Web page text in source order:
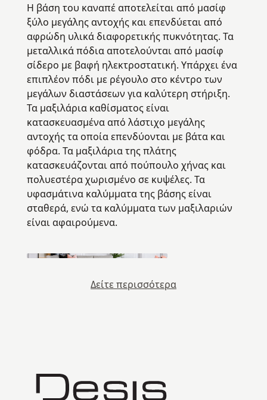
Η βάση του καναπέ αποτελείται από μασίφ
ξύλο μεγάλης αντοχής και επενδύεται από
αφρώδη υλικά διαφορετικής πυκνότητας. Τα
μεταλλικά πόδια αποτελούνται από μασίφ
σίδερο με βαφή ηλεκτροστατική. Υπάρχει ένα
επιπλέον πόδι με ρέγουλο στο κέντρο των
μεγάλων διαστάσεων για καλύτερη στήριξη.
Τα μαξιλάρια καθίσματος είναι
κατασκευασμένα από λάστιχο μεγάλης
αντοχής τα οποία επενδύονται με βάτα και
φόδρα. Τα μαξιλάρια της πλάτης
κατασκευάζονται από πούπουλο χήνας και
πολυεστέρα χωρισμένο σε κυψέλες. Τα
υφασμάτινα καλύμματα της βάσης είναι
σταθερά, ενώ τα καλύμματα των μαξιλαριών
είναι αφαιρούμενα.
Δείτε περισσότερα